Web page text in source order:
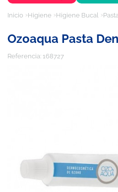
Inicio Higiene Higiene Bucal
Ozoaqua Pasta
Referencia: 168727